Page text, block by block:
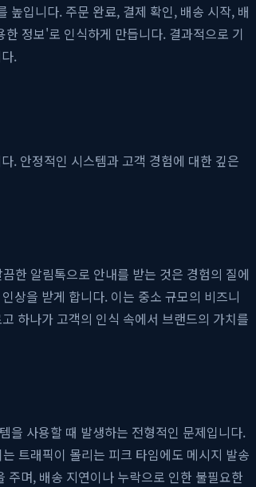
높입니다. 주문 완료, 결제 확인, 배송 시작, 배
정보'로 인식하게 만듭니다. 결과적으로 기
.
. 안정적인 시스템과 고객 경험에 대한 깊은
한 알림톡으로 안내를 받는 것은 경험의 질에
상을 받게 합니다. 이는 중소 규모의 비즈니
하나가 고객의 인식 속에서 브랜드의 가치를
을 사용할 때 발생하는 전형적인 문제입니다.
트래픽이 몰리는 피크 타임에도 메시지 발송
며, 배송 지연이나 누락으로 인한 불필요한